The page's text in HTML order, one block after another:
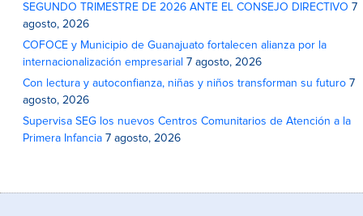
SEGUNDO TRIMESTRE DE 2026 ANTE EL CONSEJO DIRECTIVO 7
agosto, 2026
COFOCE y Municipio de Guanajuato fortalecen alianza por la
internacionalización empresarial 7 agosto, 2026
Con lectura y autoconfianza, niñas y niños transforman su futuro 7
agosto, 2026
Supervisa SEG los nuevos Centros Comunitarios de Atención a la
Primera Infancia 7 agosto, 2026